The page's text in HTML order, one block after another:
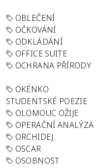
OBLEČENÍ
OČKOVÁNÍ
ODKLÁDÁNÍ
OFFICE SUITE
OCHRANA PŘÍRODY
OKÉNKO
STUDENTSKÉ POEZIE
OLOMOUC OŽIJE
OPERAČNÍ ANALÝZA
ORCHIDEJ
OSCAR
OSOBNOST